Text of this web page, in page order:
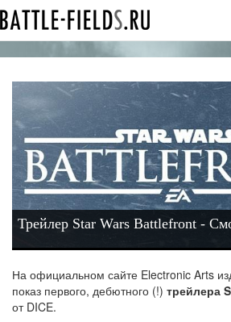
Трейлер Star Wars Battlefront -
На официальном сайте Electronic Arts
показ первого, дебютного (!) трейлера
от DICE.